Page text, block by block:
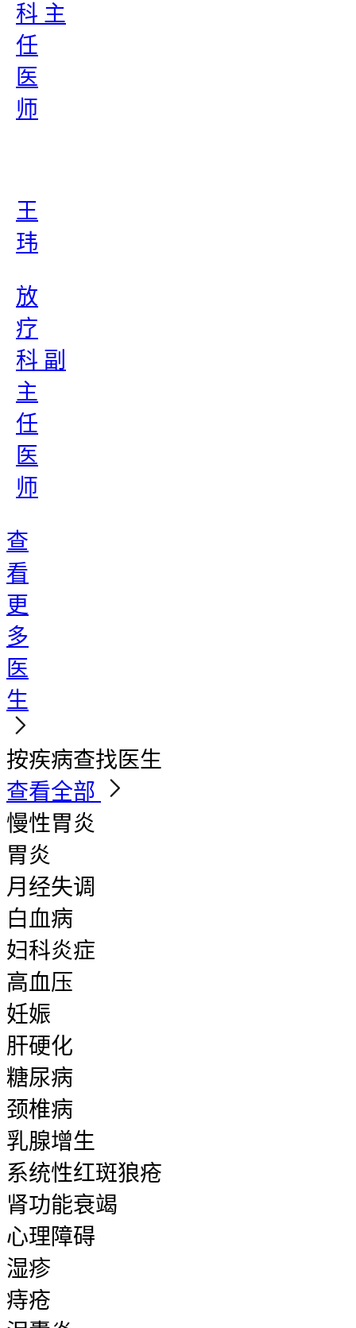
科 主
任
医
师
王
玮
放
疗
科 副
主
任
医
师
查
看
更
多
医
生
按疾病查找医生
查看全部
慢性胃炎
胃炎
月经失调
白血病
妇科炎症
高血压
妊娠
肝硬化
糖尿病
颈椎病
乳腺增生
系统性红斑狼疮
肾功能衰竭
心理障碍
湿疹
痔疮